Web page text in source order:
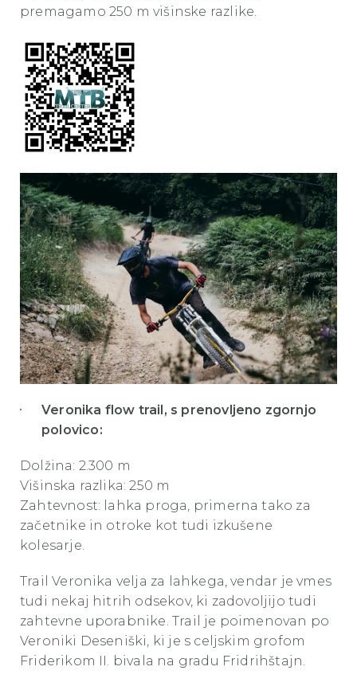
premagamo 250 m višinske razlike.
Veronika flow trail, s prenovljeno zgornjo
polovico:
Dolžina: 2.300 m
Višinska razlika: 250 m
Zahtevnost: lahka proga, primerna tako za
začetnike in otroke kot tudi izkušene
kolesarje.
Trail Veronika velja za lahkega, vendar je vmes
tudi nekaj hitrih odsekov, ki zadovoljijo tudi
zahtevne uporabnike. Trail je poimenovan po
Veroniki Deseniški, ki je s celjskim grofom
Friderikom II. bivala na gradu Fridrihštajn.